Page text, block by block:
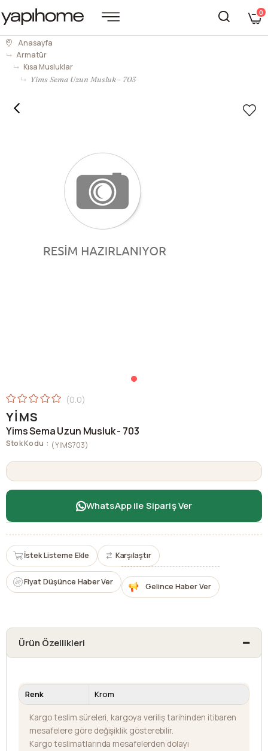
0
Anasayfa
Armatür
Kısa Musluklar
Yims Sema Uzun Musluk - 703
0.0
YIMS
Yims Sema Uzun Musluk - 703
Stok Kodu (YIMS703)
WhatsApp ile Sipariş Ver
İstek Listeme Ekle Karşılaştır
Fiyat Düşünce Haber Ver Gelince Haber Ver
Ürün Özellikleri
Renk Krom
Kargo teslim süreleri, kargoya veriliş tarihinden itibaren
mesafelere göre değişiklik gösterebilir.
Kargo teslimatlarında mesafelerden dolayı